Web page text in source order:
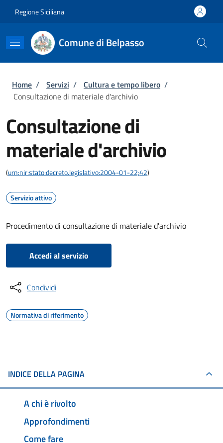
Regione Siciliana
Comune di Belpasso
Briciole di pane
Home / Servizi / Cultura e tempo libero /
Consultazione di materiale d'archivio
Consultazione di
materiale d'archivio
(urn:nir:stato:decreto.legislativo:2004-01-22;42)
Servizio attivo
Procedimento di consultazione di materiale d'archivio
Accedi al servizio
Condividi
Normativa di riferimento
INDICE DELLA PAGINA
A chi è rivolto
Approfondimenti
Come fare